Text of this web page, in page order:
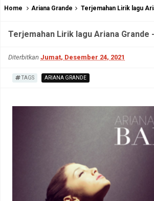
Home Ariana Grande Terjemahan Lirik lagu
Terjemahan Lirik lagu Ariana Grande
Diterbitkan Jumat, Desember 24, 2021
TAGS ARIANA GRANDE